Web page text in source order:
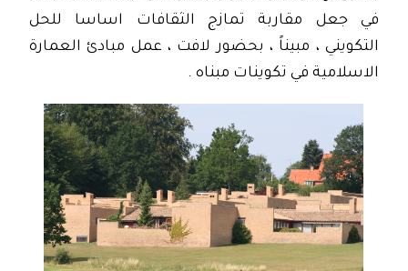
في جعل مقاربة تمازج الثقافات اساسا للحل
التكويني ، مبيناً ، بحضور لافت ، عمل مبادئ العمارة
الاسلامية في تكوينات مبناه .